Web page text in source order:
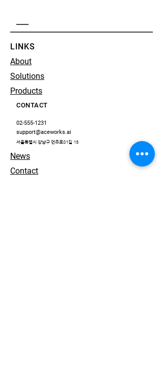
LINKS
About
Solutions
Products
CONTACT
02-555-1231
support@aceworks.ai
서울특별시 강남구 언주로81길 13
News
Contact